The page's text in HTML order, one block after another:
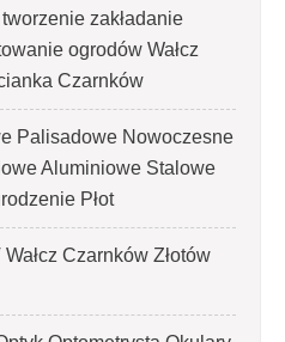
zakładanie
ogrodów Wałcz
Czarnków
Palisadowe Nowoczesne
Aluminiowe Stalowe
Płot
Czarnków Złotów